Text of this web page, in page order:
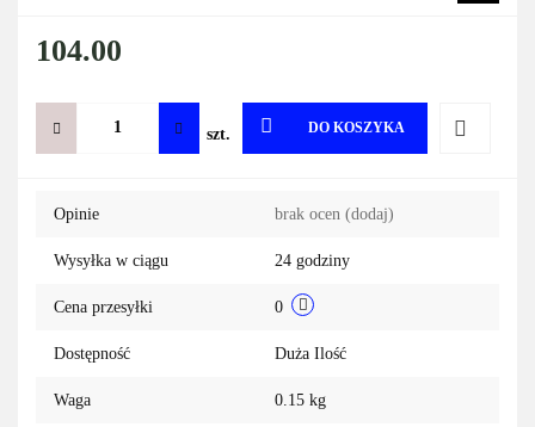
104.00
szt. DO KOSZYKA
Opinie brak ocen (dodaj)
Wysyłka w ciągu 24 godziny
Cena przesyłki 0
Dostępność Duża Ilość
Waga 0.15 kg